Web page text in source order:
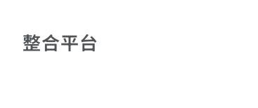
整合平台